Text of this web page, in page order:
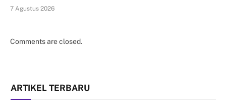
7 Agustus 2026
Comments are closed.
ARTIKEL TERBARU